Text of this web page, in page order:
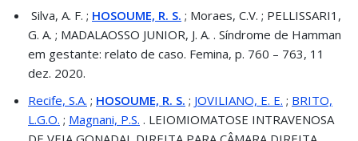
Silva, A. F. ; HOSOUME, R. S. ; Moraes, C.V. ; PELLISSARI1,
G. A. ; MADALAOSSO JUNIOR, J. A. . Síndrome de Hamman
em gestante: relato de caso. Femina, p. 760 – 763, 11
dez. 2020.
Recife, S.A. ; HOSOUME, R. S. ; JOVILIANO, E. E. ; BRITO,
L.G.O. ; Magnani, P.S. . LEIOMIOMATOSE INTRAVENOSA